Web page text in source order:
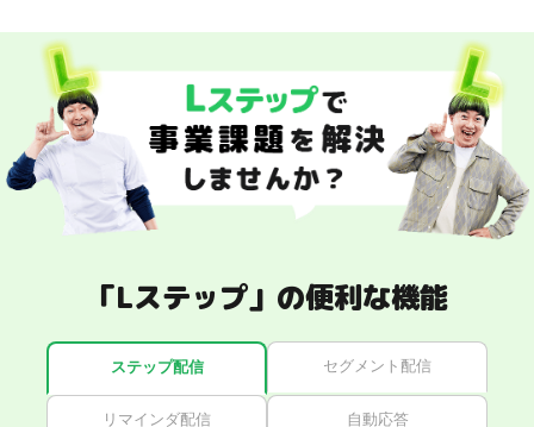
「Lステップ」の便利な機能
ステップ配信 セグメント配信
リマインダ配信 自動応答